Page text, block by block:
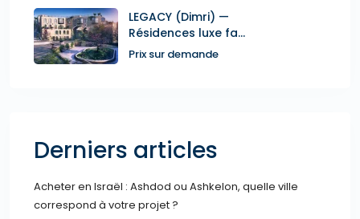
LEGACY (Dimri) —
Résidences luxe fa...
Prix sur demande
Derniers articles
Acheter en Israël : Ashdod ou Ashkelon, quelle ville
correspond à votre projet ?